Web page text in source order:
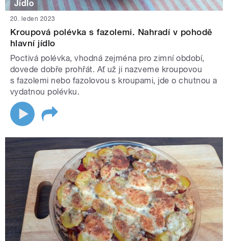
Jídlo
20. leden 2023
Kroupová polévka s fazolemi. Nahradí v pohodě
hlavní jídlo
Poctivá polévka, vhodná zejména pro zimní období,
dovede dobře prohřát. Ať už ji nazveme kroupovou
s fazolemi nebo fazolovou s kroupami, jde o chutnou a
vydatnou polévku.